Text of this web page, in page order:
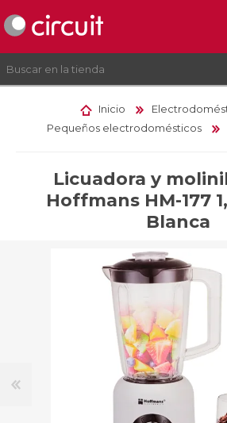
REGISTRO
Inicio
Pequeños electrodomésticos
Licuadora y
Hoffmans HM-177
Blanca